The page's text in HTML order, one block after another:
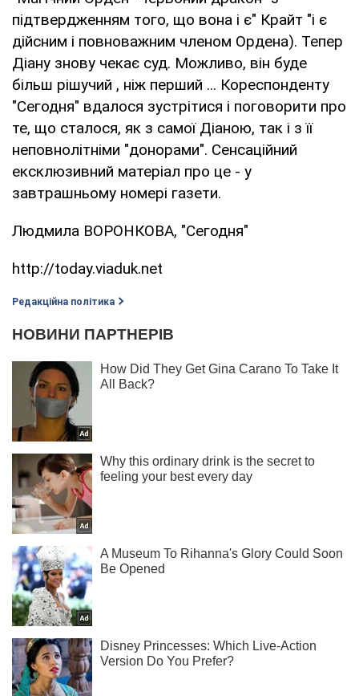
підтвердженням того, що вона і є" Крайт "і є
дійсним і повноважним членом Ордена). Тепер
Діану знову чекає суд. Можливо, він буде
більш рішучий , ніж перший ... Кореспонденту
"Сегодня" вдалося зустрітися і поговорити про
те, що сталося, як з самої Діаною, так і з її
неповнолітніми "донорами". Сенсаційний
ексклюзивний матеріал про це - у
завтрашньому номері газети.
Людмила ВОРОНКОВА, "Сегодня"
http://today.viaduk.net
Редакційна політика